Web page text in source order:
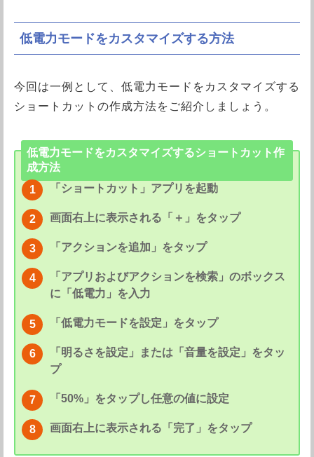
低電力モードをカスタマイズする方法
今回は一例として、低電力モードをカスタマイズする
ショートカットの作成方法をご紹介しましょう。
低電力モードをカスタマイズするショートカット作
成方法
「ショートカット」アプリを起動
画面右上に表示される「＋」をタップ
「アクションを追加」をタップ
「アプリおよびアクションを検索」のボックス
に「低電力」を入力
「低電力モードを設定」をタップ
「明るさを設定」または「音量を設定」をタッ
プ
「50%」をタップし任意の値に設定
画面右上に表示される「完了」をタップ